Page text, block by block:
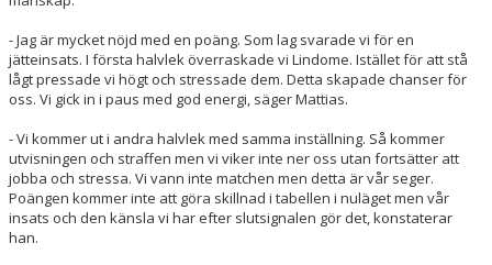
- Jag är mycket nöjd med en poäng. Som lag svarade vi för en
jätteinsats. I första halvlek överraskade vi Lindome. Istället för att stå
lågt pressade vi högt och stressade dem. Detta skapade chanser för
oss. Vi gick in i paus med god energi, säger Mattias.
- Vi kommer ut i andra halvlek med samma inställning. Så kommer
utvisningen och straffen men vi viker inte ner oss utan fortsätter att
jobba och stressa. Vi vann inte matchen men detta är vår seger.
Poängen kommer inte att göra skillnad i tabellen i nuläget men vår
insats och den känsla vi har efter slutsignalen gör det, konstaterar
han.